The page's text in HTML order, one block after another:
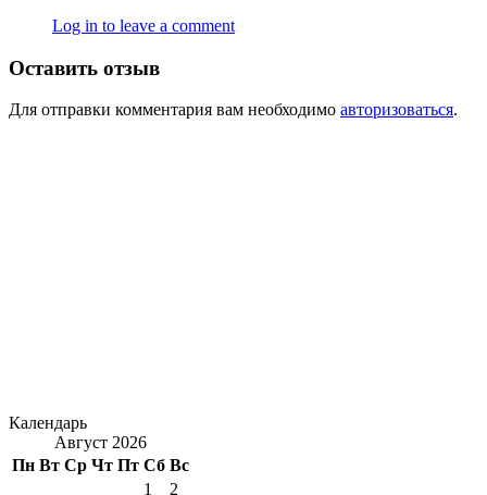
Log in to leave a comment
Оставить отзыв
Для отправки комментария вам необходимо авторизоваться.
Календарь
Август 2026
Пн Вт Ср Чт Пт Сб Вс
1
2